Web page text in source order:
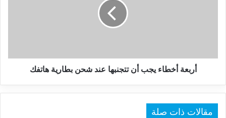
هاتفك
أربعة أخطاء يجب أن تتجنبها عند شحن بطارية هاتفك
مقالات ذات صلة